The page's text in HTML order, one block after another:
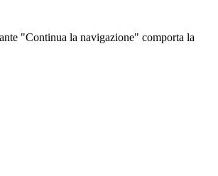
"Continua la navigazione" comporta la